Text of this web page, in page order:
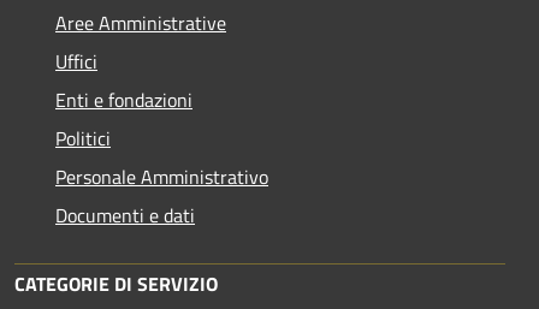
Aree Amministrative
Uffici
Enti e fondazioni
Politici
Personale Amministrativo
Documenti e dati
CATEGORIE DI SERVIZIO